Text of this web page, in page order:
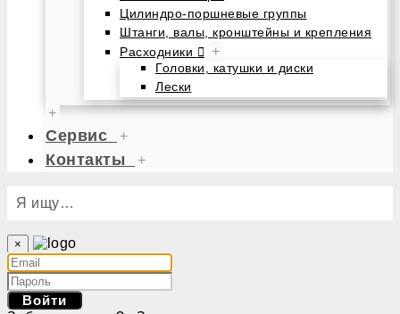
Цилиндро-поршневые группы
Штанги, валы, кронштейны и крепления
Расходники
+
Головки, катушки и диски
Лески
+
Сервис +
Контакты +
Я ищу…
×
Войти